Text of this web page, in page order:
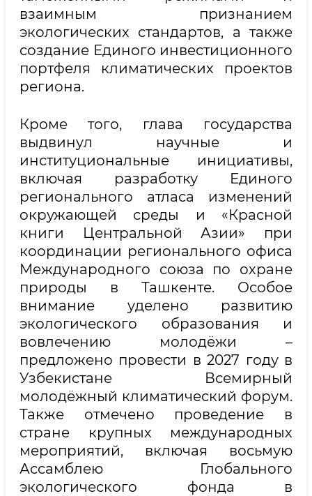
взаимным признанием
экологических стандартов, а также
создание Единого инвестиционного
портфеля климатических проектов
региона.
Кроме того, глава государства
выдвинул научные и
институциональные инициативы,
включая разработку Единого
регионального атласа изменений
окружающей среды и «Красной
книги Центральной Азии» при
координации регионального офиса
Международного союза по охране
природы в Ташкенте. Особое
внимание уделено развитию
экологического образования и
вовлечению молодёжи –
предложено провести в 2027 году в
Узбекистане Всемирный
молодёжный климатический форум.
Также отмечено проведение в
стране крупных международных
мероприятий, включая восьмую
Ассамблею Глобального
экологического фонда в